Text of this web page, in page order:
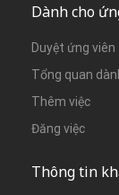
Dành cho
Duyệt ứng viên
Tổng quan
Thêm việc
Đăng việc
Thông tin